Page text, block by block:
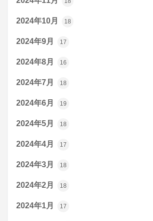
2024年10月 18
2024年9月 17
2024年8月 16
2024年7月 18
2024年6月 19
2024年5月 18
2024年4月 17
2024年3月 18
2024年2月 18
2024年1月 17